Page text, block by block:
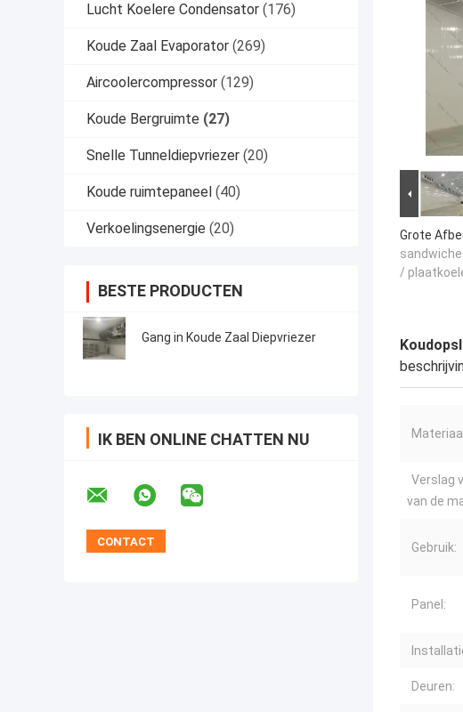
Lucht Koelere Condensator (176)
Koude Zaal Evaporator (269)
Aircoolercompressor (129)
Koude Bergruimte (27)
Snelle Tunneldiepvriezer (20)
Koude ruimtepaneel (40)
Verkoelingsenergie (20)
BESTE PRODUCTEN
Gang in Koude Zaal Diepvriezer
IK BEN ONLINE CHATTEN NU
Grote
/
Verslag
van de
Gebruik:
Panel:
Deuren: